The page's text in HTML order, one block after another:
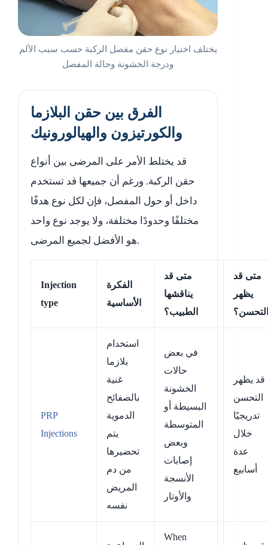
يختلف اختيار نوع حقن مفصل الركبة حسب سبب الألم
ودرجة الخشونة وحالة المفصل
الفرق بين حقن البلازما
والكورتيزون والهيالورونيك
قد يختلط الأمر على المرضى بين أنواع
حقن الركبة. ورغم أن جميعها قد تستخدم
داخل أو حول المفصل، فإن لكل نوع هدفًا
مختلفًا وحدودًا مختلفة، ولا يوجد نوع واحد
هو الأفضل لجميع المرضى.
Injection
type
الفكرة
الأساسية
متى قد
يناقشها
الطبيب؟
متى قد
يظهر
التحسن؟
PRP
Injections
استخدام
بلازما
غنية
بالصفائح
الدموية
يتم
تحضيرها
من دم
المريض
نفسه
في بعض
حالات
الخشونة
البسيطة أو
المتوسطة
وبعض
إصابات
الأنسجة
والأوتار
قد يظهر
التحسن
تدريجيًا
خلال
عدة
أسابيع
When